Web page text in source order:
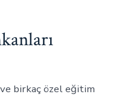
birkaç özel eğitim